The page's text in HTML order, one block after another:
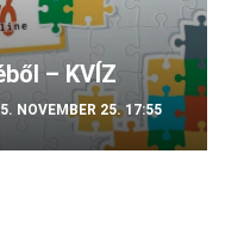
– KVÍZ
NOVEMBER 25. 17:55